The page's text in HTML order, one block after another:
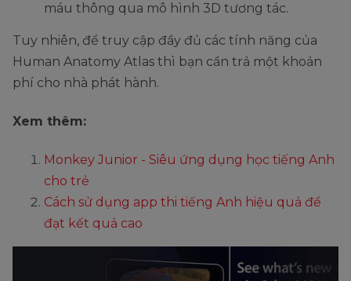
máu thông qua mô hình 3D tương tác.
Tuy nhiên, để truy cập đầy đủ các tính năng của
Human Anatomy Atlas thì bạn cần trả một khoản
phí cho nhà phát hành.
Xem thêm:
Monkey Junior - Siêu ứng dụng học tiếng Anh
cho trẻ
Cách sử dụng app thi tiếng Anh hiệu quả để
đạt kết quả cao